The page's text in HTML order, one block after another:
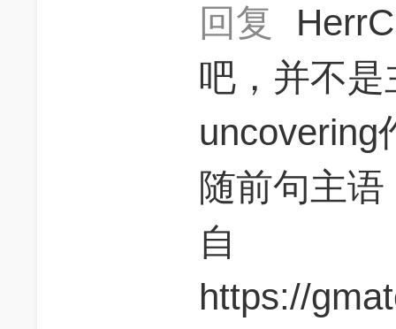
回复
吧，并不
uncovering
随前句主
自
https://